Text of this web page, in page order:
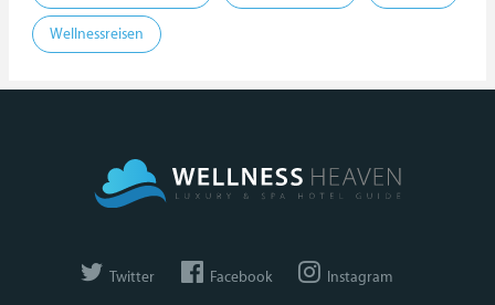
Wellnessreisen
Twitter Facebook Instagram